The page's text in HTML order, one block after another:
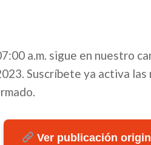
a.m. sigue en nuestro
Suscríbete ya activa
Ver publicación